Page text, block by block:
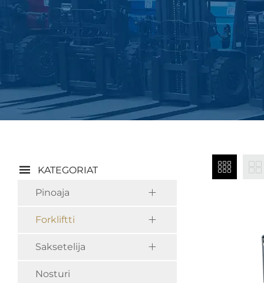
KATEGORIAT
Pinoaja
Forkliftti
Saksetelija
Nosturi